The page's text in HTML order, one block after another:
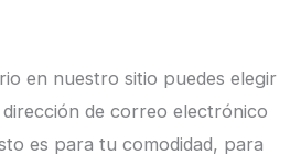
en nuestro sitio puedes elegir
de correo electrónico
es para tu comodidad, para